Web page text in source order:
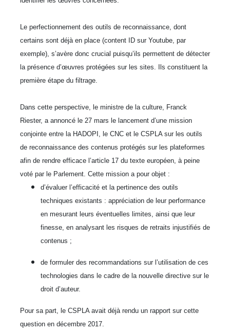
Le perfectionnement des outils de reconnaissance, dont
certains sont déjà en place (content ID sur Youtube, par
exemple), s’avère donc crucial puisqu’ils permettent de détecter
la présence d’œuvres protégées sur les sites. Ils constituent la
première étape du filtrage.
Dans cette perspective, le ministre de la culture, Franck
Riester, a annoncé le 27 mars le lancement d’une mission
conjointe entre la HADOPI, le CNC et le CSPLA sur les outils
de reconnaissance des contenus protégés sur les plateformes
afin de rendre efficace l’article 17 du texte européen, à peine
voté par le Parlement. Cette mission a pour objet :
d’évaluer l’efficacité et la pertinence des outils
techniques existants : appréciation de leur performance
en mesurant leurs éventuelles limites, ainsi que leur
finesse, en analysant les risques de retraits injustifiés de
contenus ;
de formuler des recommandations sur l’utilisation de ces
technologies dans le cadre de la nouvelle directive sur le
droit d’auteur.
Pour sa part, le CSPLA avait déjà rendu un rapport sur cette
question en décembre 2017.